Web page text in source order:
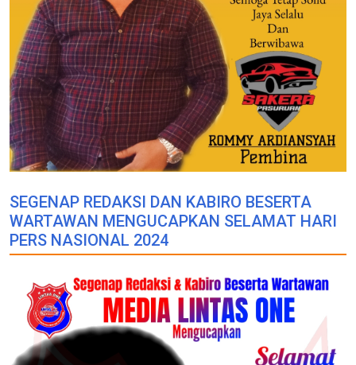
SEGENAP REDAKSI DAN KABIRO BESERTA
WARTAWAN MENGUCAPKAN SELAMAT HARI
PERS NASIONAL 2024